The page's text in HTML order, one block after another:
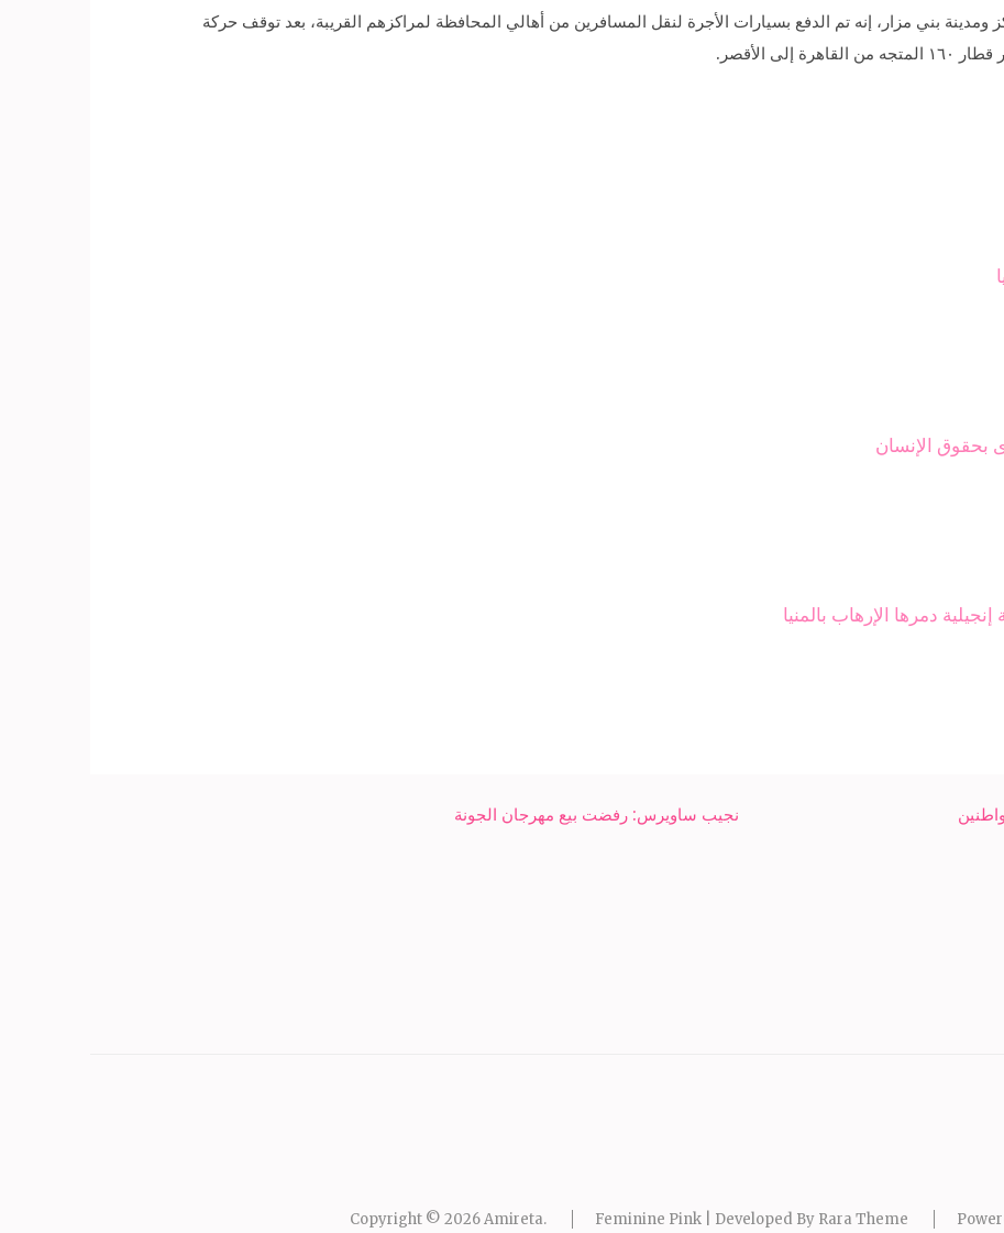
بني مزار، إنه تم الدفع بسيارات الأجرة لنقل المسافرين من أهالي المحافظة لمراكزهم القريبة، بعد توقف حركة
الأقصر.
بحقوق الإنسان
دمرها الإرهاب بالمنيا
نجيب ساويرس: رفضت بيع مهرجان الجونة
Copyright © 2026Amireta. Feminine Pink | Developed By Rara Theme